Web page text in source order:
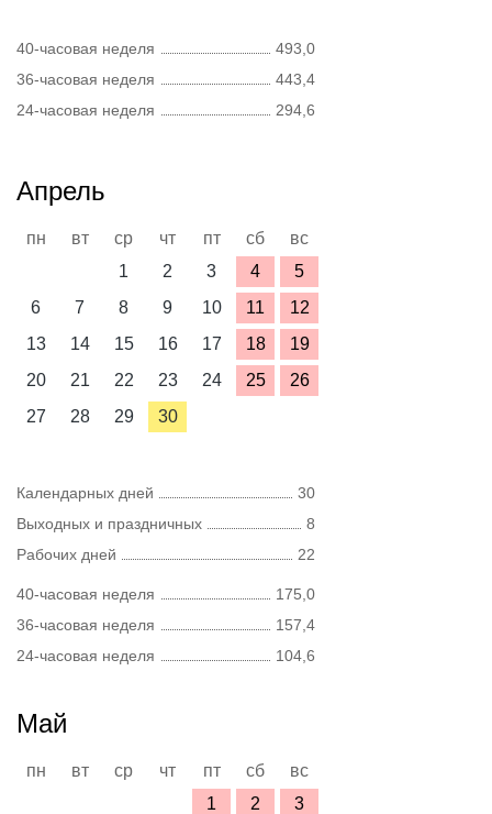
40-часовая неделя
493,0
36-часовая неделя
443,4
24-часовая неделя
294,6
Апрель
пн вт ср чт пт сб
вс
1
2 3 4
5
6
7 8 9 10 11
12
13
14 15 16 17 18
19
20
21 22 23 24 25
26
27
28 29 30
Календарных дней
30
Выходных и праздничных
8
Рабочих дней
22
40-часовая неделя
175,0
36-часовая неделя
157,4
24-часовая неделя
104,6
Май
пн вт ср чт пт сб
вс
1
2
3